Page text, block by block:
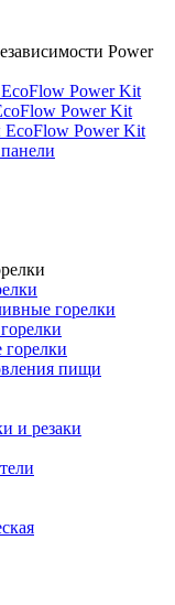
Power
Power Kit
Power Kit
EcoFlow Power Kit
горелки
пищи
и резаки